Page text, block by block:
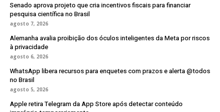
Senado aprova projeto que cria incentivos fiscais para financiar
pesquisa científica no Brasil
agosto 7, 2026
Alemanha avalia proibição dos óculos inteligentes da Meta por riscos
à privacidade
agosto 6, 2026
WhatsApp libera recursos para enquetes com prazos e alerta @todos
no Brasil
agosto 5, 2026
Apple retira Telegram da App Store após detectar conteúdo